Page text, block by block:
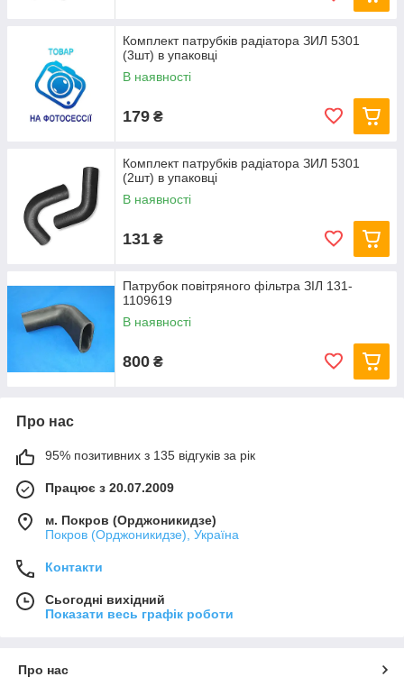
Комплект патрубків радіатора ЗИЛ 5301
(3шт) в упаковці
В наявності
179 ₴
Комплект патрубків радіатора ЗИЛ 5301
(2шт) в упаковці
В наявності
131 ₴
Патрубок повітряного фільтра ЗІЛ 131-
1109619
В наявності
800 ₴
Про нас
95% позитивних з 135 відгуків за рік
Працює з 20.07.2009
м. Покров (Орджоникидзе)
Покров (Орджоникидзе), Україна
Контакти
Сьогодні вихідний
Показати весь графік роботи
Про нас